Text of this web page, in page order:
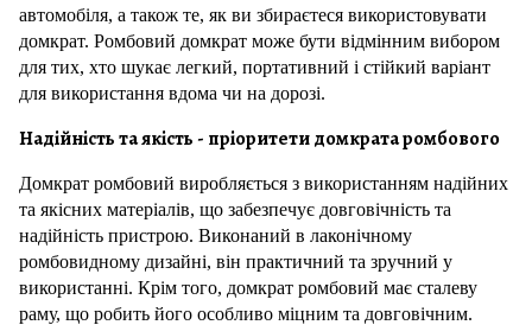
автомобіля, а також те, як ви збираєтеся використовувати
домкрат. Ромбовий домкрат може бути відмінним вибором
для тих, хто шукає легкий, портативний і стійкий варіант
для використання вдома чи на дорозі.
Надійність та якість - пріоритети домкрата ромбового
Домкрат ромбовий виробляється з використанням надійних
та якісних матеріалів, що забезпечує довговічність та
надійність пристрою. Виконаний в лаконічному
ромбовидному дизайні, він практичний та зручний у
використанні. Крім того, домкрат ромбовий має сталеву
раму, що робить його особливо міцним та довговічним.